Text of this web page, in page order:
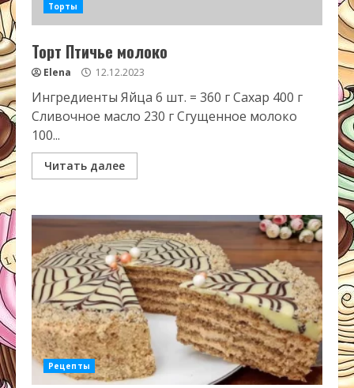
Торты
Торт Птичье молоко
Elena 12.12.2023
Ингредиенты Яйца 6 шт. = 360 г Сахар 400 г
Сливочное масло 230 г Сгущенное молоко
100...
Читать далее
Рецепты